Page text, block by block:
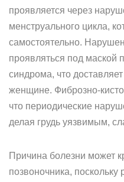
проявляется через
менструального цикла,
самостоятельно.
проявляться под маской
синдрома, что
женщине. Фиброзно-
что периодические
делая грудь уязвимым,
Причина болезни может
позвоночника,